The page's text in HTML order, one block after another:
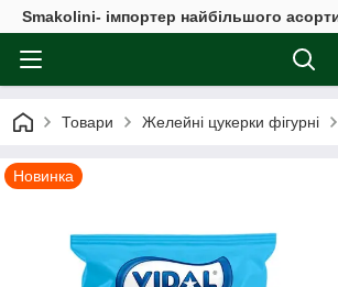
Smakolini- імпортер найбільшого
Товари Желейні цукерки фігурні
Новинка